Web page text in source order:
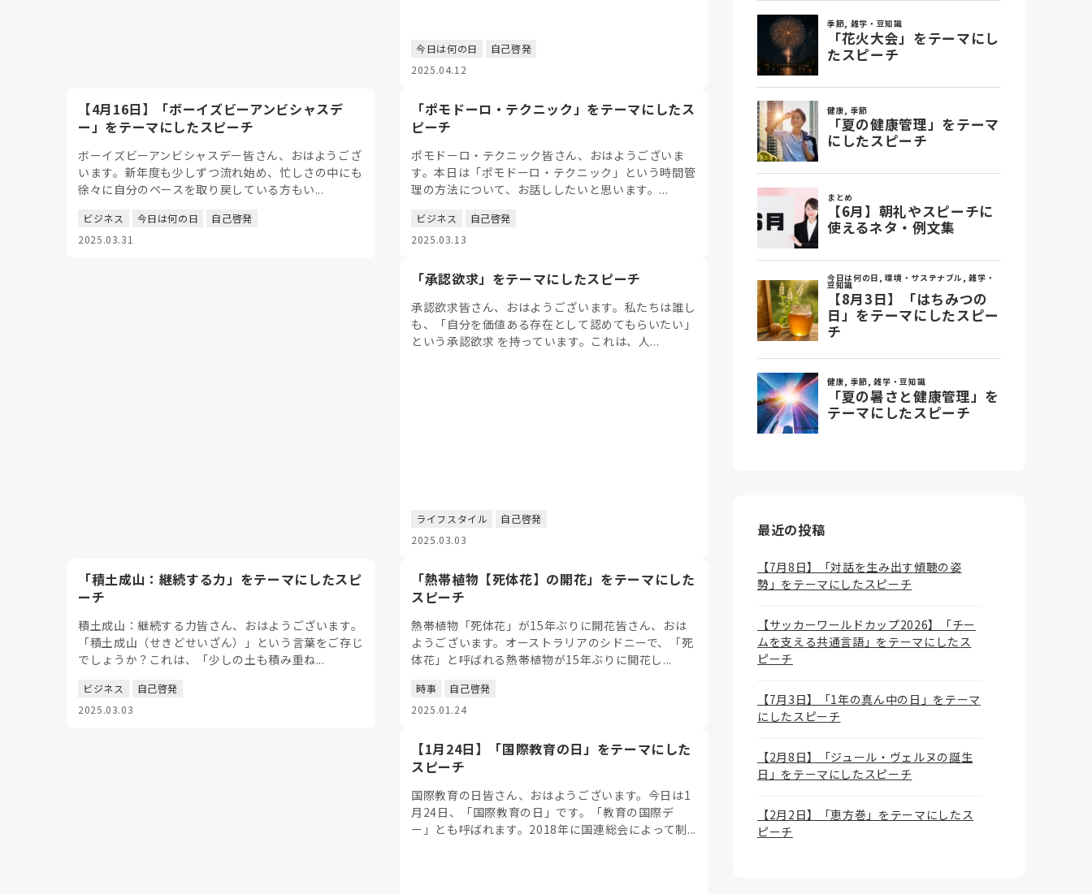
今日は何の日
自己啓発
2025.04.12
【4月16日】「ボーイズビーアンビシャスデ
ー」をテーマにしたスピーチ
ボーイズビーアンビシャスデー皆さん、おはようござ
います。新年度も少しずつ流れ始め、忙しさの中にも
徐々に自分のペースを取り戻している方もい...
ビジネス 今日は何の日
自己啓発
2025.03.31
「ポモドーロ・テクニック」をテーマにしたス
ピーチ
ポモドーロ・テクニック皆さん、おはようございま
す。本日は「ポモドーロ・テクニック」という時間管
理の方法について、お話ししたいと思います。...
ビジネス
自己啓発
2025.03.13
「承認欲求」をテーマにしたスピーチ
承認欲求皆さん、おはようございます。私たちは誰し
も、「自分を価値ある存在として認めてもらいたい」
という承認欲求 を持っています。これは、人...
ライフスタイル
自己啓発
2025.03.03
「積土成山：継続する力」をテーマにしたスピ
ーチ
積土成山：継続する力皆さん、おはようございます。
「積土成山（せきどせいざん）」という言葉をご存じ
でしょうか？これは、「少しの土も積み重ね...
ビジネス
自己啓発
2025.03.03
「熱帯植物【死体花】の開花」をテーマにした
スピーチ
熱帯植物「死体花」が15年ぶりに開花皆さん、おは
ようございます。オーストラリアのシドニーで、「死
体花」と呼ばれる熱帯植物が15年ぶりに開花し...
時事
自己啓発
2025.01.24
【1月24日】「国際教育の日」をテーマにした
スピーチ
国際教育の日皆さん、おはようございます。今日は1
月24日、「国際教育の日」です。「教育の国際デ
ー」とも呼ばれます。2018年に国連総会によって制...
最近の投稿
【7月8日】「対話を生み出す傾聴の姿
勢」をテーマにしたスピーチ
【サッカーワールドカップ2026】「チー
ムを支える共通言語」をテーマにしたス
ピーチ
【7月3日】「1年の真ん中の日」をテーマ
にしたスピーチ
【2月8日】「ジュール・ヴェルヌの誕生
日」をテーマにしたスピーチ
【2月2日】「恵方巻」をテーマにしたス
ピーチ